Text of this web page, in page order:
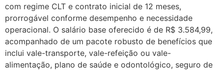
com regime CLT e contrato inicial de 12 meses,
prorrogável conforme desempenho e necessidade
operacional. O salário base oferecido é de R$ 3.584,99,
acompanhado de um pacote robusto de benefícios que
inclui vale-transporte, vale-refeição ou vale-
alimentação, plano de saúde e odontológico, seguro de